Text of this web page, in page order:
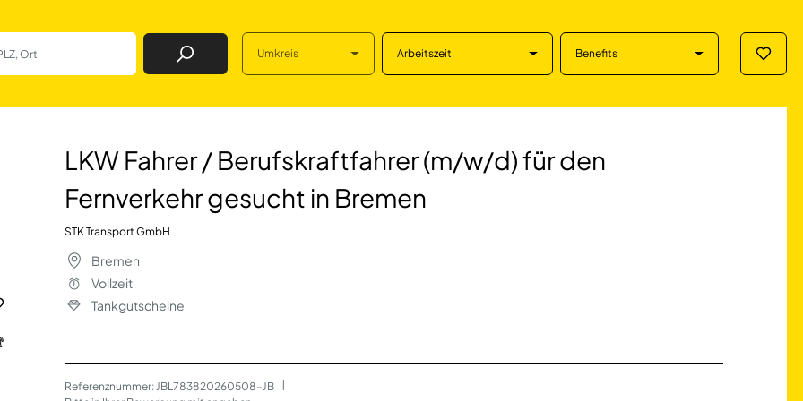
Job Finden Umkreis Arbeitszeit Benefits
(m/w/d) für den
LKW Fahrer / Berufskraftfahrer (m/w/d) für den
Fernverkehr gesucht in Bremen
STK Transport GmbH
Bremen
Vollzeit
Tankgutscheine
Referenznummer: JBL783820260508-JB